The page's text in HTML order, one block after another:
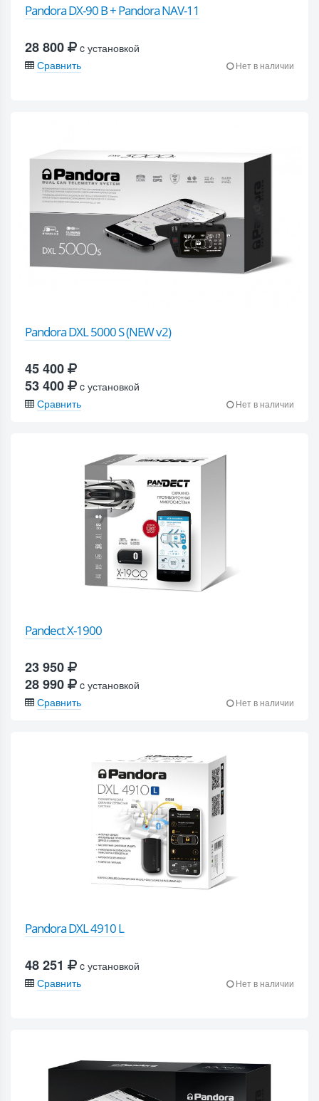
Pandora DX-90 B + Pandora NAV-11
28 800
c установкой
Сравнить
Нет в наличии
Pandora DXL 5000 S (NEW v2)
45 400
53 400
c установкой
Сравнить
Нет в наличии
Pandect X-1900
23 950
28 990
c установкой
Сравнить
Нет в наличии
Pandora DXL 4910 L
48 251
c установкой
Сравнить
Нет в наличии